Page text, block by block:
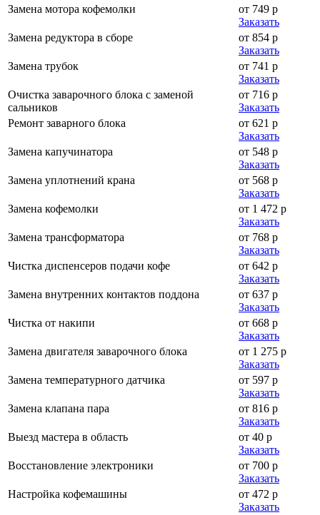
Замена мотора кофемолки
от 749 р
Заказать
Замена редуктора в сборе
от 854 р
Заказать
Замена трубок
от 741 р
Заказать
Очистка заварочного блока с заменой
сальников
от 716 р
Заказать
Ремонт заварного блока
от 621 р
Заказать
Замена капучинатора
от 548 р
Заказать
Замена уплотнений крана
от 568 р
Заказать
Замена кофемолки
от 1 472 р
Заказать
Замена трансформатора
от 768 р
Заказать
Чистка диспенсеров подачи кофе
от 642 р
Заказать
Замена внутренних контактов поддона
от 637 р
Заказать
Чистка от накипи
от 668 р
Заказать
Замена двигателя заварочного блока
от 1 275 р
Заказать
Замена температурного датчика
от 597 р
Заказать
Замена клапана пара
от 816 р
Заказать
Выезд мастера в область
от 40 р
Заказать
Восстановление электроники
от 700 р
Заказать
Настройка кофемашины
от 472 р
Заказать